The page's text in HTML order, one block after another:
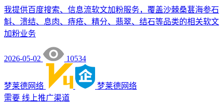
我提供百度搜索、信息流软文加粉服务，覆盖沙棘桑葚海参石
斛、溃结、息肉、痔疮、精分、翡翠、结石等品类的相关软文
加粉业务
2026-05-02 10534
梦莱德网络
梦莱德网络
需要 线上推广渠道